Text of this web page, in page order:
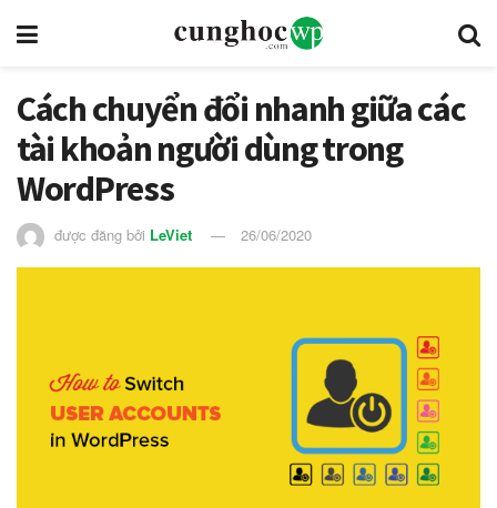
Cách chuyển đổi nhanh giữa các
tài khoản người dùng trong
WordPress
được đăng bởi LeViet 26/06/2020